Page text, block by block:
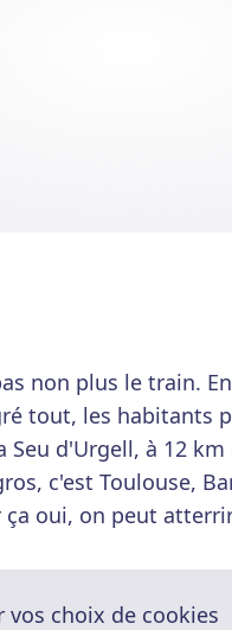
non plus le train.
tout, les habitants
Seu d'Urgell, à 12
c'est Toulouse,
ça oui, on peut
vos choix de cookies